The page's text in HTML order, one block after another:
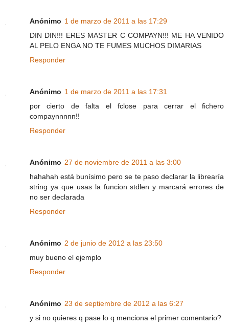
Anónimo 1 de marzo de 2011 a las 17:29
DIN DIN!!! ERES MASTER C COMPAYN!!! ME HA VENIDO
AL PELO ENGA NO TE FUMES MUCHOS DIMARIAS
Responder
Anónimo 1 de marzo de 2011 a las 17:31
por cierto de falta el fclose para cerrar el fichero
compaynnnnn!!
Responder
Anónimo 27 de noviembre de 2011 a las 3:00
hahahah está bunísimo pero se te paso declarar la librearía
string ya que usas la funcion stdlen y marcará errores de
no ser declarada
Responder
Anónimo 2 de junio de 2012 a las 23:50
muy bueno el ejemplo
Responder
Anónimo 23 de septiembre de 2012 a las 6:27
y si no quieres q pase lo q menciona el primer comentario?